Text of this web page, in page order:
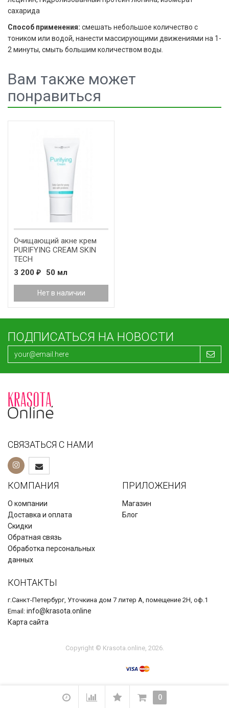
сахарида
Способ применения: смешать небольшое количество с
тоником или водой, нанести массирующими движениями на 1-
2 минуты, смыть большим количеством воды.
Вам также может
понравиться
Очищающий акне крем
PURIFYING CREAM SKIN
TECH
3 200 ₽ 50 мл
Нет в наличии
ПОДПИСАТЬСЯ НА НОВОСТИ
СВЯЗАТЬСЯ С НАМИ
КОМПАНИЯ
О компании
Доставка и оплата
Скидки
Обратная связь
Обработка персональных
данных
ПРИЛОЖЕНИЯ
Магазин
Блог
КОНТАКТЫ
г.Санкт-Петербург, Уточкина дом 7 литер А, помещение 2Н, оф.1
Email: info@krasota.online
Карта сайта
Copyright © Krasota.online, 2026.
0